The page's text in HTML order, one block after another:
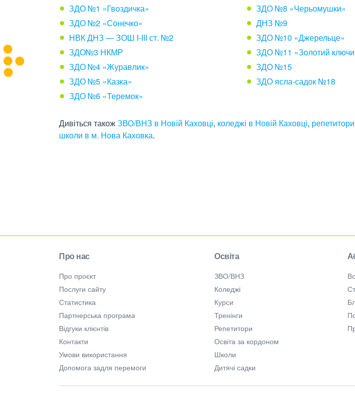
ЗДО №1 «Гвоздичка»
ЗДО №2 «Сонечко»
НВК ДНЗ — ЗОШ І-ІІІ ст. №2
ЗДО№3 НКМР
ЗДО №4 «Журавлик»
ЗДО №5 «Казка»
ЗДО №6 «Теремок»
ЗДО №8 «Черьомушки»
ДНЗ №9
ЗДО №10 «Джерельце»
ЗДО №11 «Золотий
ЗДО №15
ЗДО ясла-садок №18
Дивіться такожЗВО/ВНЗ в Новій Каховці, коледжі в Новій Каховці,
школи в м. Нова Каховка.
Про нас
Про проєкт
Послуги сайту
Статистика
Партнерська програма
Відгуки клієнтів
Контакти
Умови використання
Допомога задля перемоги
Освіта
ЗВО/ВНЗ
Коледжі
Курси
Тренінги
Репетитори
Освіта за кордоном
Школи
Дитячі садки